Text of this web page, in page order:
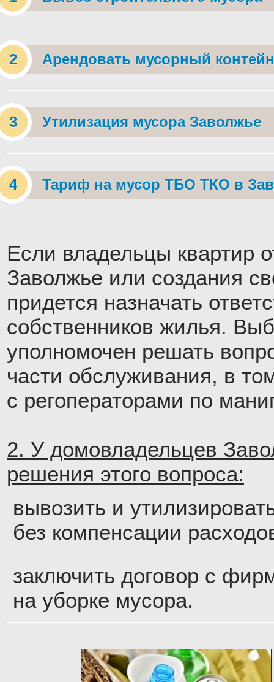
Арендовать мусорный
Утилизация мусора Заволжье
Тариф на мусор ТБО ТКО в
Если владельцы квартир
Заволжье или создания
придется назначать
собственников жилья.
уполномочен решать
части обслуживания, в
с регоператорами по
2. У домовладельцев
решения этого вопроса:
вывозить и
без компенсации
заключить договор с
на уборке мусора.